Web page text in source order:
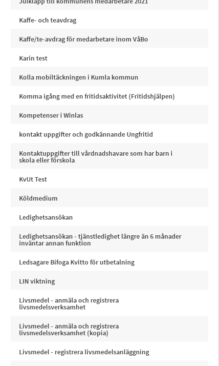
Kaffe- och teavdrag
Kaffe/te-avdrag för medarbetare inom VåBo
Karin test
Kolla mobiltäckningen i Kumla kommun
Komma igång med en fritidsaktivitet (Fritidshjälpen)
Kompetenser i Winlas
kontakt uppgifter och godkännande Ungfritid
Kontaktuppgifter till vårdnadshavare som har barn i
skola eller förskola
KvUt Test
Köldmedium
Ledighetsansökan
Ledighetsansökan - tjänstledighet längre än 6 månader
inväntar annan funktion
Ledsagare Bifoga Kvitto för utbetalning
LIN viktning
Livsmedel - anmäla och registrera
livsmedelsverksamhet
Livsmedel - anmäla och registrera
livsmedelsverksamhet (kopia)
Livsmedel - registrera livsmedelsanläggning